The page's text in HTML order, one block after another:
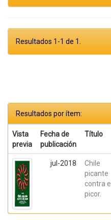
Resultados 1-1 de 1.
Resultados por ítem:
Vista
previa
Fecha de
publicación
Título
jul-2018
Chile
picante
contra el
picor.